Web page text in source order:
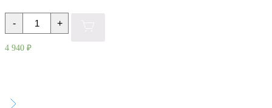
-
Количество
товара
Насос
"Vodotok"
+
4 940 ₽